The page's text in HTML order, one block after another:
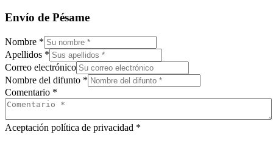
Envío de Pésame
Nombre *
Apellidos *
Correo electrónico
Nombre del difunto *
Comentario *
Aceptación política de privacidad *